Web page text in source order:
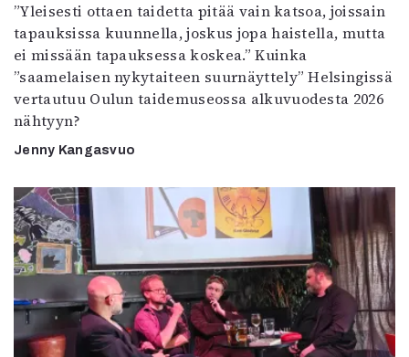
”Yleisesti ottaen taidetta pitää vain katsoa, joissain
tapauksissa kuunnella, joskus jopa haistella, mutta
ei missään tapauksessa koskea.” Kuinka
”saamelaisen nykytaiteen suurnäyttely” Helsingissä
vertautuu Oulun taidemuseossa alkuvuodesta 2026
nähtyyn?
Jenny Kangasvuo